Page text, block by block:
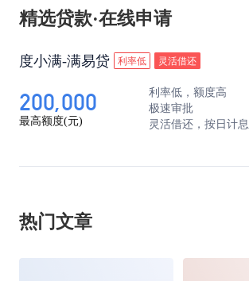
精选贷款·在线申请
度小满-满易贷 利率低 灵活借还
200,000
最高额度(元)
利率低，额度高
极速审批
灵活借还，按日计息
热门文章